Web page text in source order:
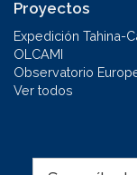
Proyectos
Expedición Tahina-
OLCAMI
Observatorio
Ver todos